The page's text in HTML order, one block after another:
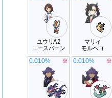
ユウリA2
エースバーン
マリィ
モルペコ
0.010% ※ 0.010% ※